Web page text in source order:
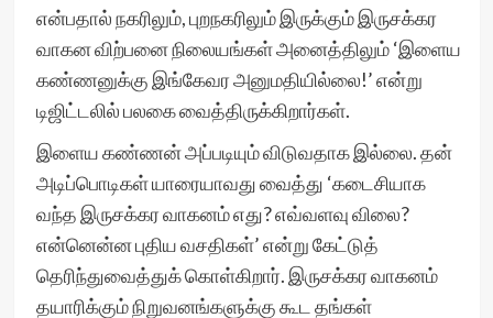
என்பதால் நகரிலும், புறநகரிலும் இருக்கும் இருசக்கர
வாகன விற்பனை நிலையங்கள் அனைத்திலும் ‘இளைய
கண்ணனுக்கு இங்கேவர அனுமதியில்லை!’ என்று
டிஜிட்டலில் பலகை வைத்திருக்கிறார்கள்.
இளைய கண்ணன் அப்படியும் விடுவதாக இல்லை. தன்
அடிப்பொடிகள் யாரையாவது வைத்து ‘கடைசியாக
வந்த இருசக்கர வாகனம் எது? எவ்வளவு விலை?
என்னென்ன புதிய வசதிகள்’ என்று கேட்டுத்
தெரிந்துவைத்துக் கொள்கிறார். இருசக்கர வாகனம்
தயாரிக்கும் நிறுவனங்களுக்கு கூட தங்கள்